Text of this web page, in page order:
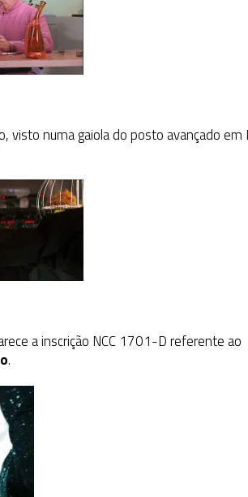
visto numa gaiola do posto avançado em
a inscrição NCC 1701-D referente ao
.